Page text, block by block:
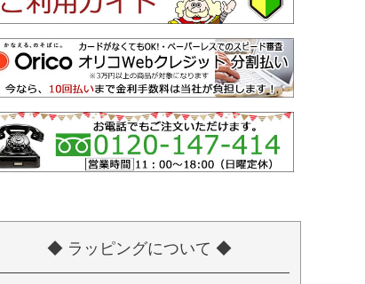
◆ ラッピングについて ◆